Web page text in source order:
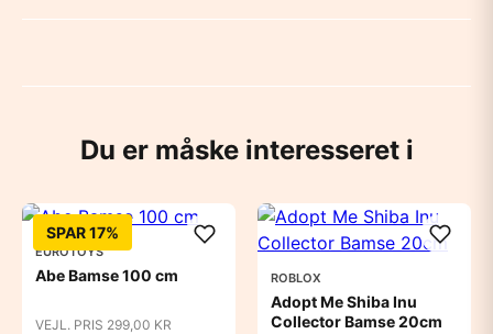
Du er måske interesseret i
SPAR 17%
EUROTOYS
Abe Bamse 100 cm
VEJL. PRIS 299,00 KR
ROBLOX
Adopt Me Shiba Inu
Collector Bamse 20cm